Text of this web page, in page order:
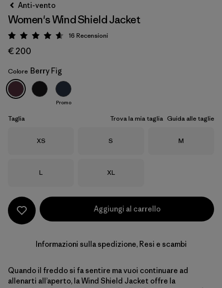
Berry Fig
Anti-vento
Women's Wind Shield Jacket
Valutazione: 4.6 / 5
16 Recensioni
€ 200
Colore Berry Fig
Promo
Taglia Trova la mia taglia Guida alle taglie
Taglia
XS Taglia
S Taglia
M
Taglia
L Taglia
XL
Aggiungi al carrello
Informazioni sulla spedizione, Resi e scambi
Quando il freddo si fa sentire ma vuoi continuare ad
allenarti all’aperto, la Wind Shield Jacket offre la